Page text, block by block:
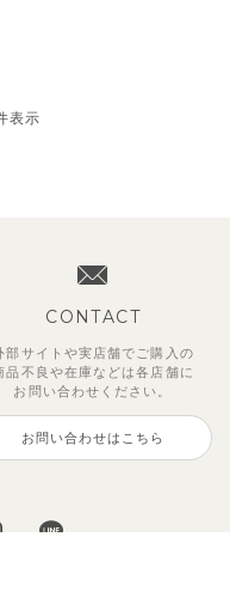
表示
CONTACT
部サイトや実店舗でご購入の
品不良や在庫などは各店舗に
お問い合わせください。
お問い合わせはこちら